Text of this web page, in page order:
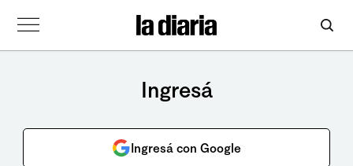
Ingresá
Ingresá con Google